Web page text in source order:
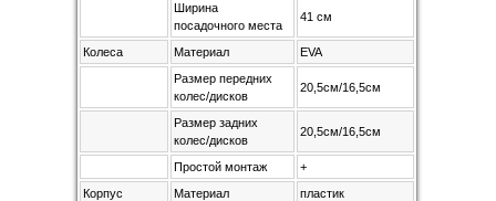
Ширина
посадочного места
41 см
Колеса Материал
EVA
Размер передних
колес/дисков
20,5см/16,5см
Размер задних
колес/дисков
20,5см/16,5см
Простой монтаж
+
Корпус
Материал
пластик